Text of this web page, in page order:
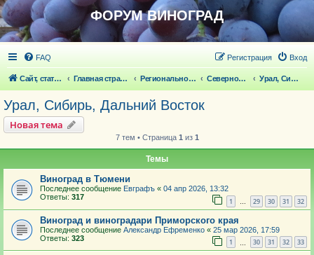
ФОРУМ ВИНОГРАД
FAQ Вход
Регистрация
Сайт, статьи Главная страница Региональное виноградарство Северное виноградарство Урал, Сибирь, Дальний Восток
Урал, Сибирь, Дальний Восток
Новая тема
7 тем • Страница 1 из 1
Темы
Виноград в Тюмени
Последнее сообщение Евграфъ « 04 апр 2026, 13:32
Ответы: 317 1 … 29 30 31 32
Виноград и виноградари Приморского края
Последнее сообщение Александр Ефременко « 25 мар 2026, 17:59
Ответы: 323 1 30 31 32 33